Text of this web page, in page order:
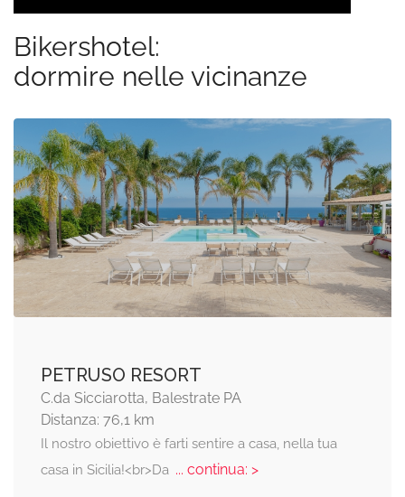
Bikershotel:
dormire nelle vicinanze
PETRUSO RESORT
C.da Sicciarotta, Balestrate PA
Distanza: 76,1 km
Il nostro obiettivo è farti sentire a casa, nella tua
casa in Sicilia!<br>Da... continua: >